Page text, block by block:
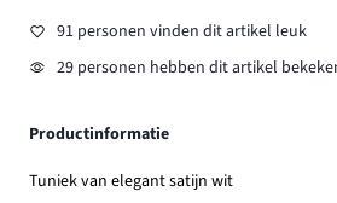
91 personen vinden dit artikel leuk
29 personen hebben dit artikel
Productinformatie
Tuniek van elegant satijn wit